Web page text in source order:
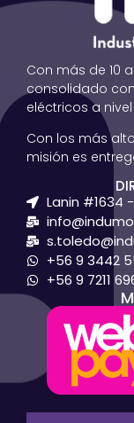
Con más de 10
consolidado
eléctricos a
Con los más
misión es
Lanin #1634
+56 9 3442
+56 9 7211